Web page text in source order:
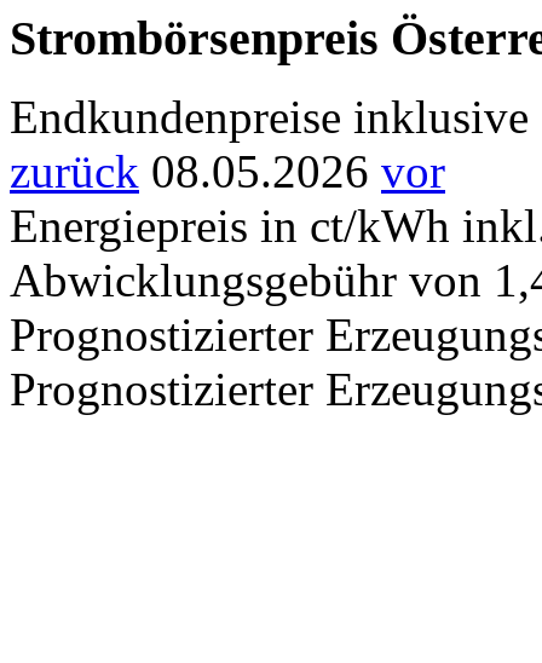
Strombörsenpreis
Endkundenpreise
zurück 08.05.2026 vor
Energiepreis in ct/kWh
Abwicklungsgebühr von
Prognostizierter
Prognostizierter